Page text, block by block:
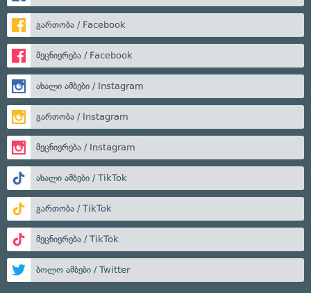
გართობა / Facebook
მეცნიერება / Facebook
ახალი ამბები / Instagram
გართობა / Instagram
მეცნიერება / Instagram
ახალი ამბები / TikTok
გართობა / TikTok
მეცნიერება / TikTok
ბოლო ამბები / Twitter